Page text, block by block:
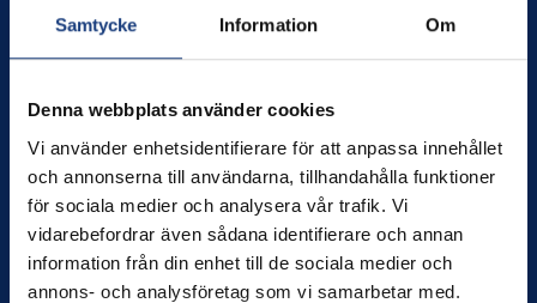
Samtycke Information Om
Denna webbplats använder cookies
Vi använder enhetsidentifierare för att anpassa innehållet
och annonserna till användarna, tillhandahålla funktioner
för sociala medier och analysera vår trafik. Vi
vidarebefordrar även sådana identifierare och annan
information från din enhet till de sociala medier och
annons- och analysföretag som vi samarbetar med.
Kontakt
Växel öppen 09.00 – 12.00
Öppettider
Måndag-fredag kl.8.00–16.00
Besök
Flyinge Kungsgård, 247 93, Flyinge